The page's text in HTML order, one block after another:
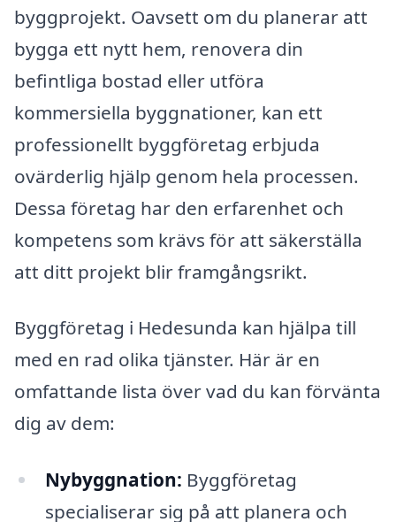
byggprojekt. Oavsett om du planerar att
bygga ett nytt hem, renovera din
befintliga bostad eller utföra
kommersiella byggnationer, kan ett
professionellt byggföretag erbjuda
ovärderlig hjälp genom hela processen.
Dessa företag har den erfarenhet och
kompetens som krävs för att säkerställa
att ditt projekt blir framgångsrikt.
Byggföretag i Hedesunda kan hjälpa till
med en rad olika tjänster. Här är en
omfattande lista över vad du kan förvänta
dig av dem:
Nybyggnation: Byggföretag
specialiserar sig på att planera och